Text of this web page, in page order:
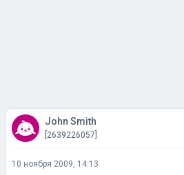
John Smith
[2639226057]
10 ноября 2009, 14:13